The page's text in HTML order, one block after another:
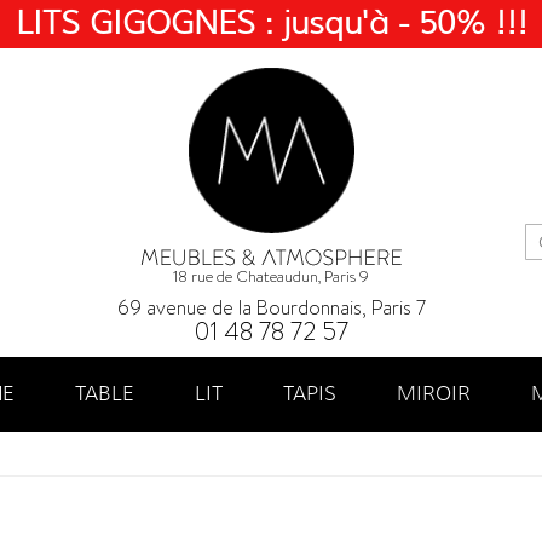
18 rue de Chateaudun, Paris 9
69 avenue de la Bourdonnais, Paris 7
01 48 78 72 57
TABLE LIT TAPIS MIROIR
LITS GIGOGNES : jusqu'à - 50% !!!